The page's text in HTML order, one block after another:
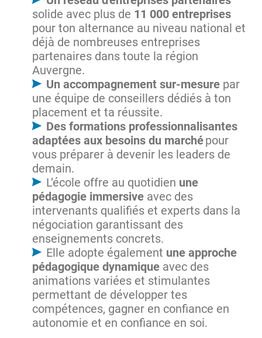
solide avec plus de 11 000 entreprises
pour ton alternance au niveau national et
déjà de nombreuses entreprises
partenaires dans toute la région
Auvergne.
Un accompagnement sur-mesure par
une équipe de conseillers dédiés à ton
placement et ta réussite.
Des formations professionnalisantes
adaptées aux besoins du marchépour
vous préparer à devenir les leaders de
demain.
L’école offre au quotidien une
pédagogie immersive avec des
intervenants qualifiés et experts dans la
négociation garantissant des
enseignements concrets.
Elle adopte également une approche
pédagogique dynamique avec des
animations variées et stimulantes
permettant de développer tes
compétences, gagner en confiance en
autonomie et en confiance en soi.